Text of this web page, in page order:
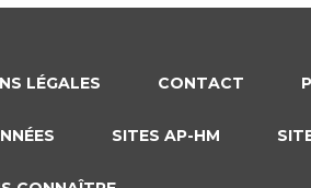
LÉGALES CONTACT
SITES AP-HM